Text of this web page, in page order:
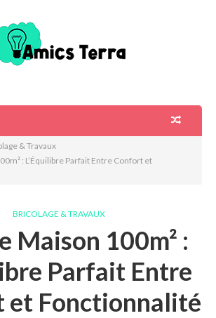
& Travaux
: L’Équilibre Parfait Entre Confort et
BRICOLAGE & TRAVAUX
Maison 100m² :
Parfait Entre
et Fonctionnalité